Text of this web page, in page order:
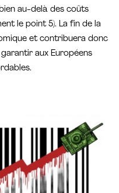
au-delà des coûts
le point 5). La fin de la
et contribuera donc
aux Européens